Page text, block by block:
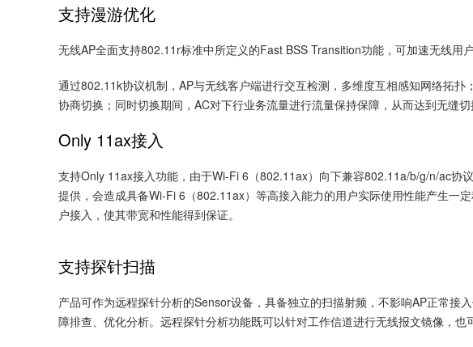
支持漫游优化
无线AP全面支持802.11r标准中所定义的Fast BSS Transition功能，可加速无线用
通过802.11k协议机制，AP与无线客户端进行交互检测，多维度互相感知网络拓
协商切换；同时切换期间，AC对下行业务流量进行流量保持保障，从而达到无缝切
Only 11ax接入
支持Only 11ax接入功能，由于Wi-Fi 6（802.11ax）向下兼容802.11a/b/g/n/ac
提供，会造成具备Wi-Fi 6（802.11ax）等高接入能力的用户实际使用性能产生一
户接入，使其带宽和性能得到保证。
支持探针扫描
产品可作为远程探针分析的Sensor设备，具备独立的扫描射频，不影响AP正常
障排查、优化分析。远程探针分析功能既可以针对工作信道进行无线报文镜像，